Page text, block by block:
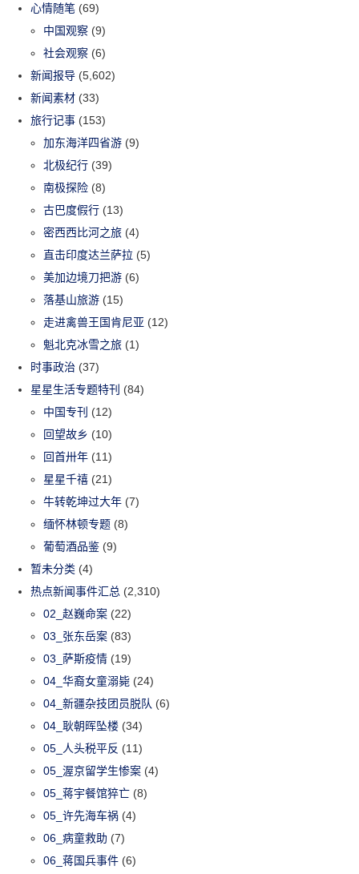
心情随笔 (69)
中国观察 (9)
社会观察 (6)
新闻报导 (5,602)
新闻素材 (33)
旅行记事 (153)
加东海洋四省游 (9)
北极纪行 (39)
南极探险 (8)
古巴度假行 (13)
密西西比河之旅 (4)
直击印度达兰萨拉 (5)
美加边境刀把游 (6)
落基山旅游 (15)
走进禽兽王国肯尼亚 (12)
魁北克冰雪之旅 (1)
时事政治 (37)
星星生活专题特刊 (84)
中国专刊 (12)
回望故乡 (10)
回首卅年 (11)
星星千禧 (21)
牛转乾坤过大年 (7)
缅怀林顿专题 (8)
葡萄酒品鉴 (9)
暂未分类 (4)
热点新闻事件汇总 (2,310)
02_赵巍命案 (22)
03_张东岳案 (83)
03_萨斯疫情 (19)
04_华裔女童溺毙 (24)
04_新疆杂技团员脱队 (6)
04_耿朝晖坠楼 (34)
05_人头税平反 (11)
05_渥京留学生惨案 (4)
05_蒋宇餐馆猝亡 (8)
05_许先海车祸 (4)
06_病童救助 (7)
06_蒋国兵事件 (6)